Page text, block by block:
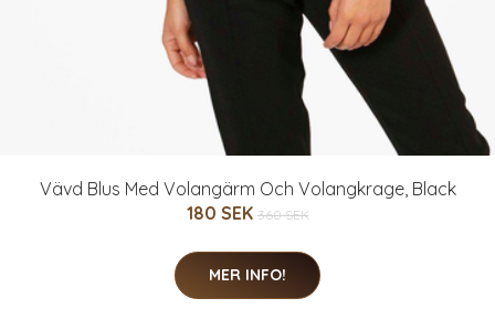
Vävd Blus Med Volangärm Och Volangkrage, Black
180 SEK 360 SEK
MER INFO!